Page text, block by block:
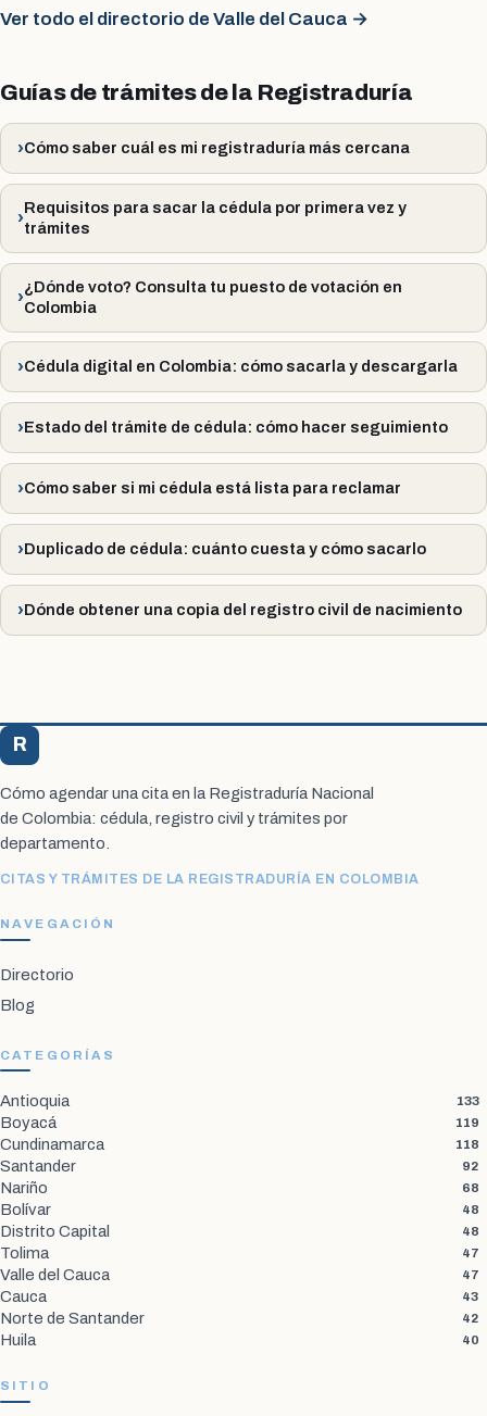
Ver todo el directorio de Valle del Cauca →
Guías de trámites de la Registraduría
Cómo saber cuál es mi registraduría más cercana
Requisitos para sacar la cédula por primera vez y
trámites
¿Dónde voto? Consulta tu puesto de votación en
Colombia
Cédula digital en Colombia: cómo sacarla y descargarla
Estado del trámite de cédula: cómo hacer seguimiento
Cómo saber si mi cédula está lista para reclamar
Duplicado de cédula: cuánto cuesta y cómo sacarlo
Dónde obtener una copia del registro civil de nacimiento
R
Cómo agendar una cita en la Registraduría Nacional
de Colombia: cédula, registro civil y trámites por
departamento.
CITAS Y TRÁMITES DE LA REGISTRADURÍA EN COLOMBIA
NAVEGACIÓN
Directorio
Blog
CATEGORÍAS
Antioquia 133
Boyacá 119
Cundinamarca 118
Santander 92
Nariño 68
Bolívar 48
Distrito Capital 48
Tolima 47
Valle del Cauca 47
Cauca 43
Norte de Santander 42
Huila 40
SITIO